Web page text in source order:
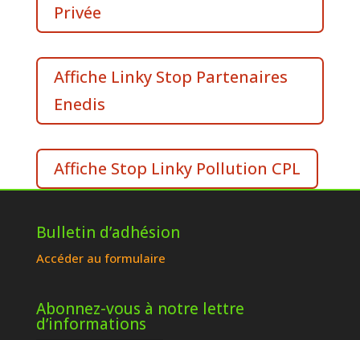
Privée
Affiche Linky Stop Partenaires
Enedis
Affiche Stop Linky Pollution CPL
Bulletin d’adhésion
Accéder au formulaire
Abonnez-vous à notre lettre
d’informations